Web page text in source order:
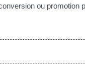
ou promotion